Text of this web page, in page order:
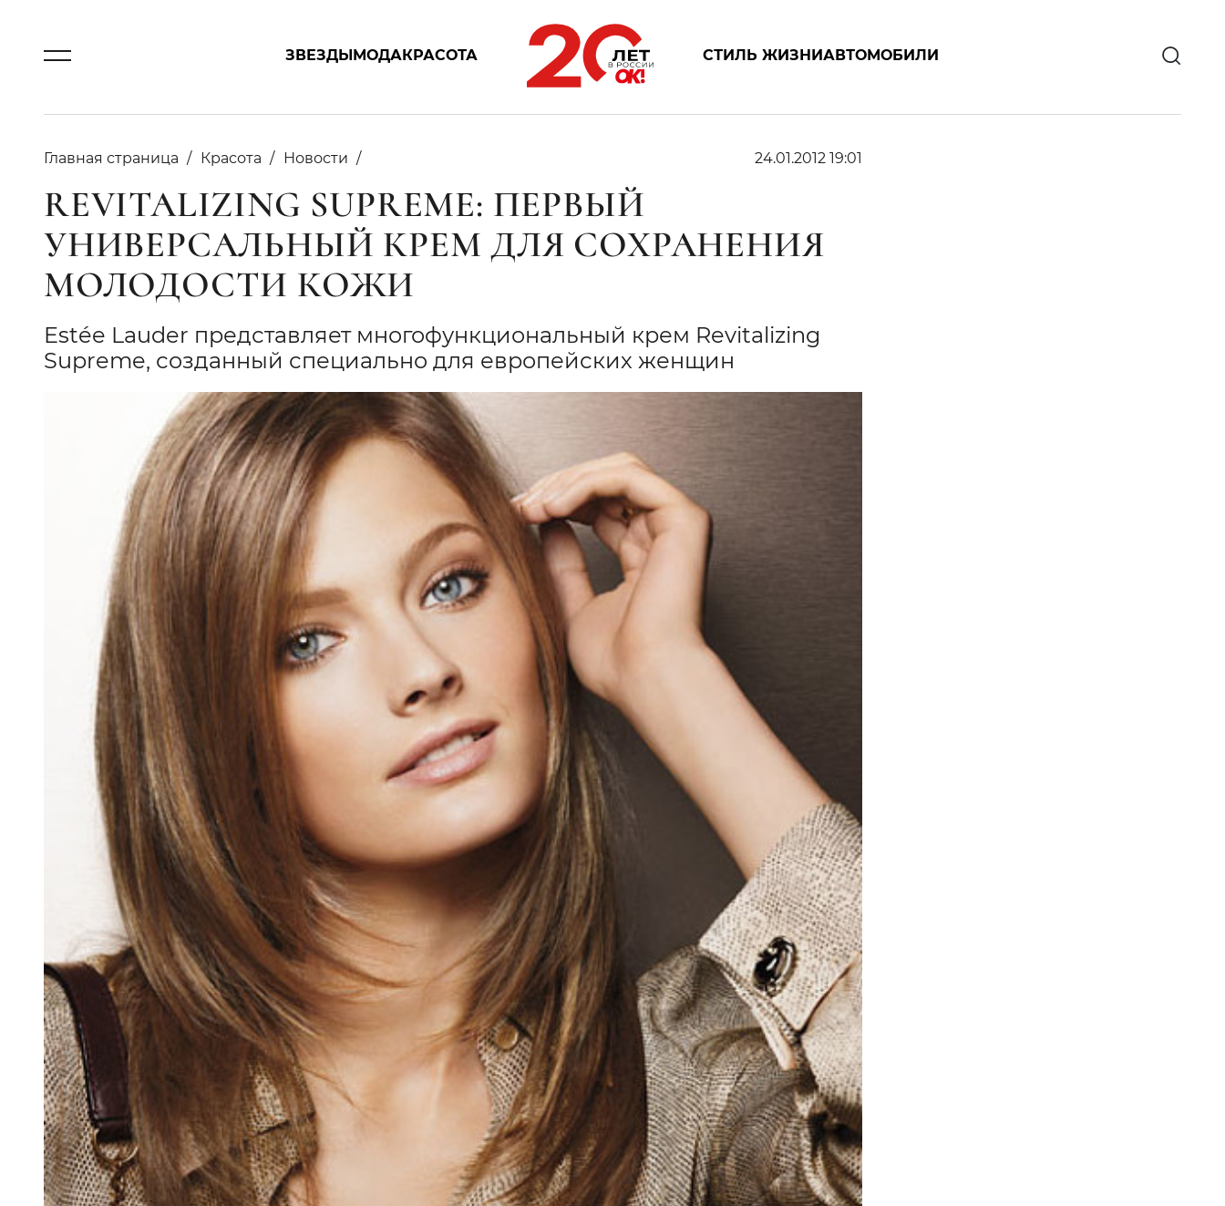
ЗВЕЗДЫМОДАКРАСОТА СТИЛЬ ЖИЗНИАВТОМОБИЛИ
Главная страница Красота Новости 24.01.2012 19:01
REVITALIZING SUPREME: ПЕРВЫЙ
УНИВЕРСАЛЬНЫЙ КРЕМ ДЛЯ СОХРАНЕНИЯ
МОЛОДОСТИ КОЖИ
Estée Lauder представляет многофункциональный крем Revitalizing
Supreme, созданный специально для европейских женщин